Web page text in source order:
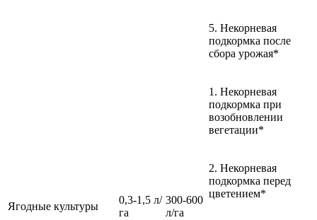
5. Некорневая
подкормка после
сбора урожая*
Ягодные культуры
0,3-1,5 л/
га
300-600
л/га
1. Некорневая
подкормка при
возобновлении
вегетации*
2. Некорневая
подкормка перед
цветением*